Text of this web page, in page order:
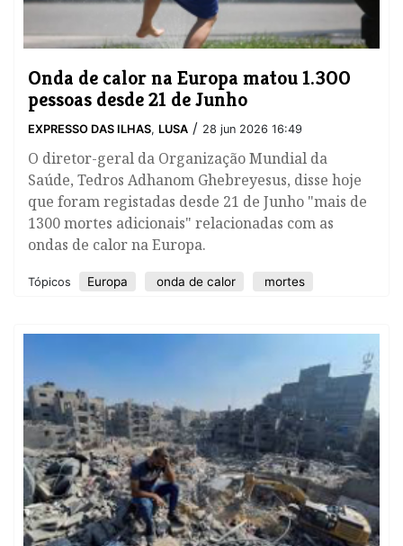
Onda de calor na Europa matou 1.300
pessoas desde 21 de Junho
EXPRESSO DAS ILHAS, LUSA / 28 jun 2026 16:49
O diretor-geral da Organização Mundial da
Saúde, Tedros Adhanom Ghebreyesus, disse hoje
que foram registadas desde 21 de Junho "mais de
1300 mortes adicionais" relacionadas com as
ondas de calor na Europa.
Tópicos Europa onda de calor mortes